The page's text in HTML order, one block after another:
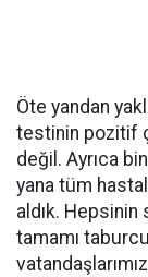
Öte yandan
testinin pozitif
değil. Ayrıca
yana tüm
aldık.
tamamı